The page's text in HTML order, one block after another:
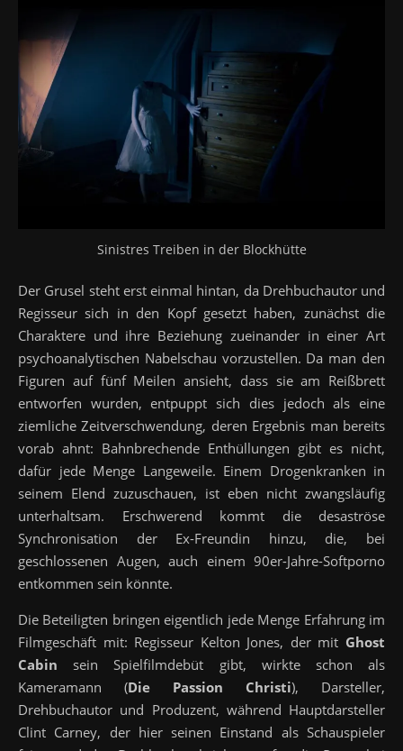
Sinistres Treiben in der Blockhütte
Der Grusel steht erst einmal hintan, da Drehbuchautor und
Regisseur sich in den Kopf gesetzt haben, zunächst die
Charaktere und ihre Beziehung zueinander in einer Art
psychoanalytischen Nabelschau vorzustellen. Da man den
Figuren auf fünf Meilen ansieht, dass sie am Reißbrett
entworfen wurden, entpuppt sich dies jedoch als eine
ziemliche Zeitverschwendung, deren Ergebnis man bereits
vorab ahnt: Bahnbrechende Enthüllungen gibt es nicht,
dafür jede Menge Langeweile. Einem Drogenkranken in
seinem Elend zuzuschauen, ist eben nicht zwangsläufig
unterhaltsam. Erschwerend kommt die desaströse
Synchronisation der Ex-Freundin hinzu, die, bei
geschlossenen Augen, auch einem 90er-Jahre-Softporno
entkommen sein könnte.
Die Beteiligten bringen eigentlich jede Menge Erfahrung im
Filmgeschäft mit: Regisseur Kelton Jones, der mit Ghost
Cabin sein Spielfilmdebüt gibt, wirkte schon als
Kameramann (Die Passion Christi), Darsteller,
Drehbuchautor und Produzent, während Hauptdarsteller
Clint Carney, der hier seinen Einstand als Schauspieler